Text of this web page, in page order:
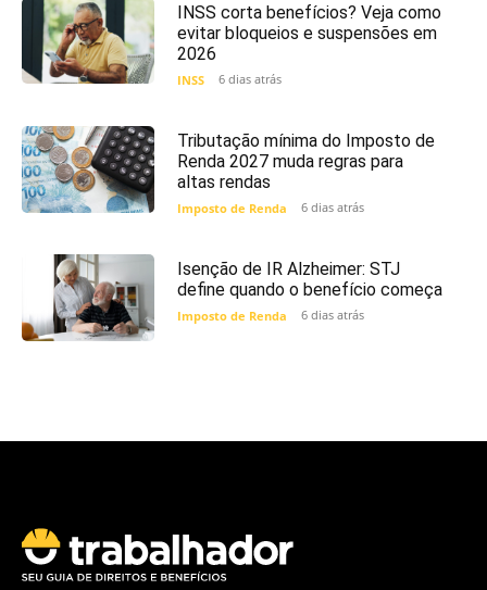
INSS corta benefícios? Veja como
evitar bloqueios e suspensões em
2026
INSS 6 dias atrás
Tributação mínima do Imposto de
Renda 2027 muda regras para
altas rendas
Imposto de Renda 6 dias atrás
Isenção de IR Alzheimer: STJ
define quando o benefício começa
Imposto de Renda 6 dias atrás